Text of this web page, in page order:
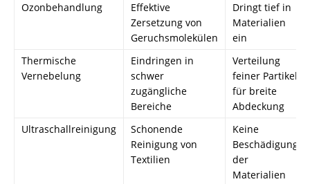
Ozonbehandlung
Effektive
Zersetzung von
Geruchsmolekülen
Dringt tief in
Materialien
ein
Thermische
Vernebelung
Eindringen in
schwer
zugängliche
Bereiche
Verteilung
feiner Partikel
für breite
Abdeckung
Ultraschallreinigung
Schonende
Reinigung von
Textilien
Keine
Beschädigung
der
Materialien